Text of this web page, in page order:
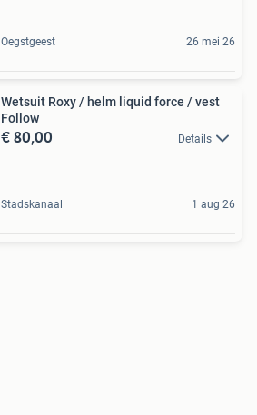
Oegstgeest 26 mei 26
Wetsuit Roxy / helm liquid force / vest
Follow
€ 80,00 Details
Stadskanaal 1 aug 26